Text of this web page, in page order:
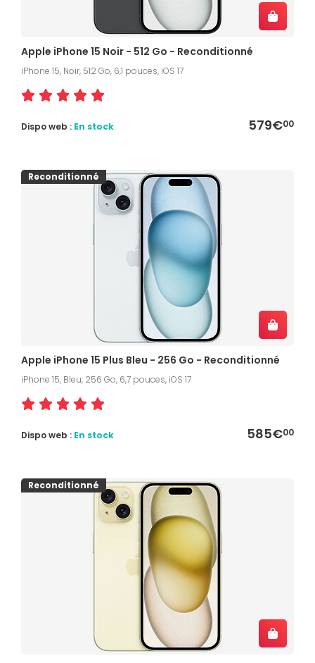
Apple iPhone 15 Noir - 512 Go - Reconditionné
iPhone 15, Noir, 512 Go, 6,1 pouces, iOS 17
579€00
Dispo web : En stock
Reconditionné
Apple iPhone 15 Plus Bleu - 256 Go - Reconditionné
iPhone 15, Bleu, 256 Go, 6,7 pouces, iOS 17
585€00
Dispo web : En stock
Reconditionné